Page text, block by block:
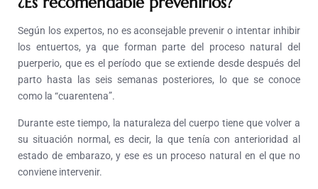
Según los expertos, no es aconsejable prevenir o intentar inhibir
los entuertos, ya que forman parte del proceso natural del
puerperio, que es el período que se extiende desde después del
parto hasta las seis semanas posteriores, lo que se conoce
como la “cuarentena”.
Durante este tiempo, la naturaleza del cuerpo tiene que volver a
su situación normal, es decir, la que tenía con anterioridad al
estado de embarazo, y ese es un proceso natural en el que no
conviene intervenir.